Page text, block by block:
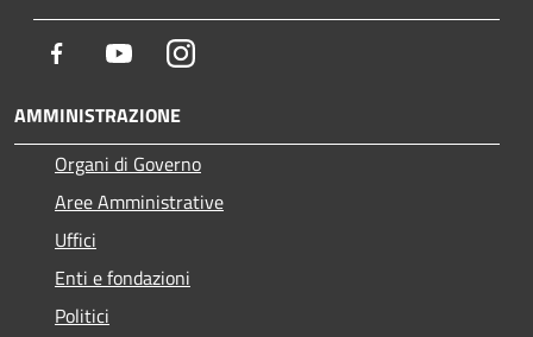
Facebook YoutubeInstagram
AMMINISTRAZIONE
Organi di Governo
Aree Amministrative
Uffici
Enti e fondazioni
Politici